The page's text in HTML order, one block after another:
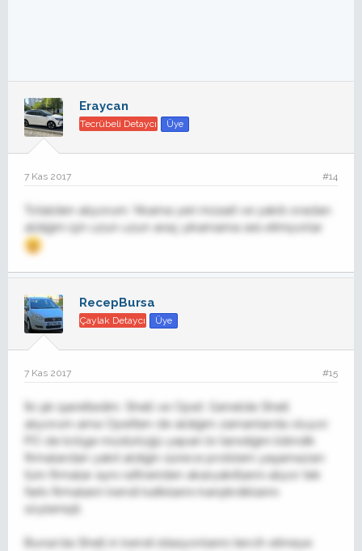
Eraycan
Tecrübeli Detaycı Üye
7 Kas 2017 #14
Totalden alıyorum. Yıkama yeri müsait ve yakıtı oradan
aldığım için uzun uzun araç yıkamama ses etmiyorlar
RecepBursa
Çaylak Detaycı Üye
7 Kas 2017 #15
İki şık işaretledim. Shell ve Opet. Genelde Shell
alıyorum ama Opetten de aldığım zamanlarda oluyor.
PO de bölge müdürlüğü yapan bi tanıdığım bilindik
firmalardan yakıt aldığın sürece problem yaşamazsın
tüm firmalar aynı rafineriden akaryakıtlarını alıyor tek
farkı firmaların kendi katkılarını karıştırdıklarını
söylemişti.
Bursa'da Shell in kendi istasyonlarını tercih etmeye